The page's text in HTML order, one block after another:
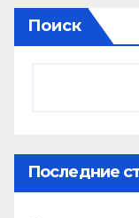
Поиск
Последние